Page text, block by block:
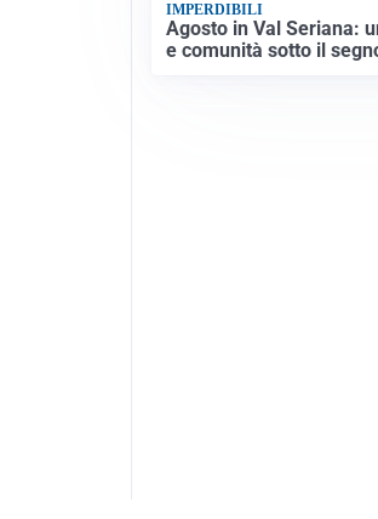
IMPERDIBILI
Agosto in Val Seriana:
e comunità sotto il